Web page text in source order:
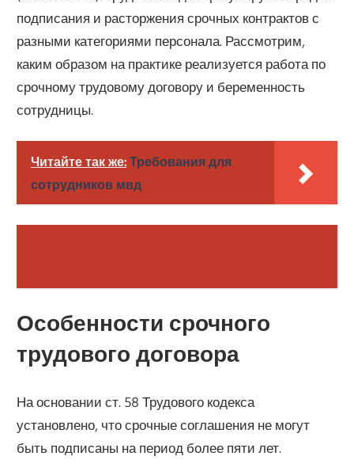
подписания и расторжения срочных контрактов с
разными категориями персонала. Рассмотрим,
каким образом на практике реализуется работа по
срочному трудовому договору и беременность
сотрудницы.
Читайте так же: Требования для
сотрудников мвд
Особенности срочного
трудового договора
На основании ст. 58 Трудового кодекса
установлено, что срочные соглашения не могут
быть подписаны на период более пяти лет.